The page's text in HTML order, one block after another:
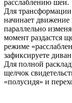
расслаблению шеи.
Для трансформации
начинает движение
параллельно
момент раздастся
режиме
зафиксируете
Для полной
щелчок
«полусидя» и